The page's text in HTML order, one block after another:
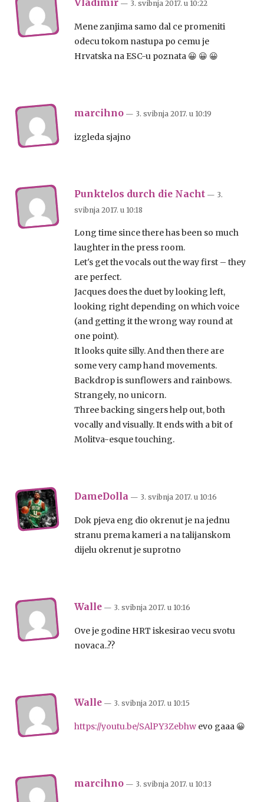
Vladimir — 3. svibnja 2017. u 10:22
Mene zanjima samo dal ce promeniti
odecu tokom nastupa po cemu je
Hrvatska na ESC-u poznata 😀 😀 😀
marcihno — 3. svibnja 2017. u 10:19
izgleda sjajno
Punktelos durch die Nacht — 3.
svibnja 2017. u 10:18
Long time since there has been so much
laughter in the press room.
Let's get the vocals out the way first – they
are perfect.
Jacques does the duet by looking left,
looking right depending on which voice
(and getting it the wrong way round at
one point).
It looks quite silly. And then there are
some very camp hand movements.
Backdrop is sunflowers and rainbows.
Strangely, no unicorn.
Three backing singers help out, both
vocally and visually. It ends with a bit of
Molitva-esque touching.
DameDolla — 3. svibnja 2017. u 10:16
Dok pjeva eng dio okrenut je na jednu
stranu prema kameri a na talijanskom
dijelu okrenut je suprotno
Walle — 3. svibnja 2017. u 10:16
Ove je godine HRT iskesirao vecu svotu
novaca..??
Walle — 3. svibnja 2017. u 10:15
https://youtu.be/SAlPY3Zebhw evo gaaa 😀
marcihno — 3. svibnja 2017. u 10:13